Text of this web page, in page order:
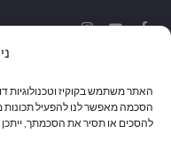
האתר משתמש בקוקיז וטכנולוגיות
הסכמה מאפשר לנו להפעיל
להסכים או תסיר את הסכמתך,